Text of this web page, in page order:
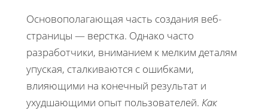
Основополагающая часть создания веб-
страницы — верстка. Однако часто
разработчики, вниманием к мелким деталям
упуская, сталкиваются с ошибками,
влияющими на конечный результат и
ухудшающими опыт пользователей. Как